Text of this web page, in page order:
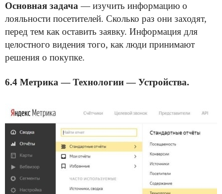
Основная задача— изучить информацию о
лояльности посетителей. Сколько раз они заходят,
перед тем как оставить заявку. Информация для
целостного видения того, как люди принимают
решения о покупке.
6.4 Метрика — Технологии — Устройства.